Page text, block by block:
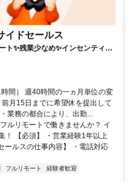
イドセールス
ト✨残業少なめ✨インセンティブ
間） 週40時間の一ヵ月単位の変
月15日までに希望休を提出して
業務の都合により、出勤...
ルリモートで働きませんか？ イ
！ 【必須】 ・営業経験1年以上
ールスの仕事内容】 ・電話対応
フルリモート
経験者歓迎